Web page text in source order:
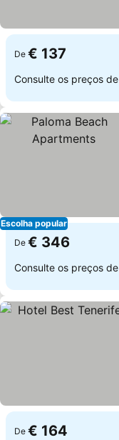
De € 137
Consulte os preços de
Escolha popular
De € 346
Consulte os preços de
De € 164